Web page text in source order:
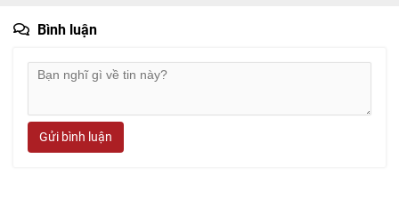
Bình luận
Gửi bình luận